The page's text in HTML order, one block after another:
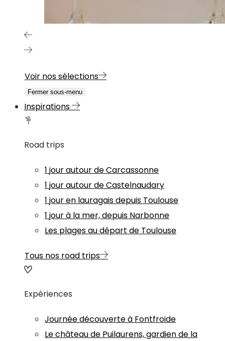
Voir nos sélections
Fermer sous-menu
Inspirations
Road trips
1 jour autour de Carcassonne
1 jour autour de Castelnaudary
1 jour en lauragais depuis Toulouse
1 jour à la mer, depuis Narbonne
Les plages au départ de Toulouse
Tous nos road trips
Expériences
Journée découverte à Fontfroide
Le château de Puilaurens, gardien de la